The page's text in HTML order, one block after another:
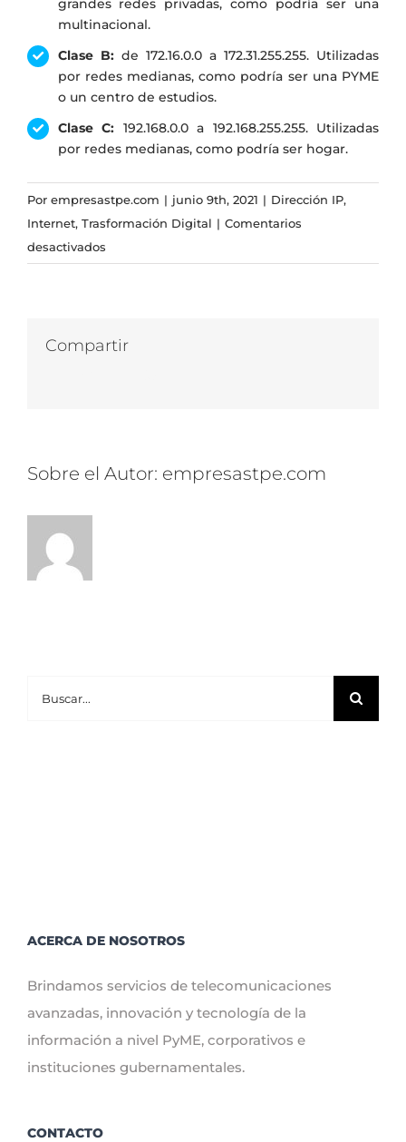
grandes redes privadas, como podría ser una
multinacional.
Clase B:de 172.16.0.0 a 172.31.255.255. Utilizadas
por redes medianas, como podría ser una PYME
o un centro de estudios.
Clase C: 192.168.0.0 a 192.168.255.255. Utilizadas
por redes medianas, como podría ser hogar.
Por empresastpe.com | junio 9th, 2021 | Dirección IP,
Internet, Trasformación Digital | Comentarios
desactivados
IP
Compartir
Sobre el Autor: empresastpe.com
ACERCA DE NOSOTROS
Brindamos servicios de telecomunicaciones
avanzadas, innovación y tecnología de la
información a nivel PyME, corporativos e
instituciones gubernamentales.
CONTACTO